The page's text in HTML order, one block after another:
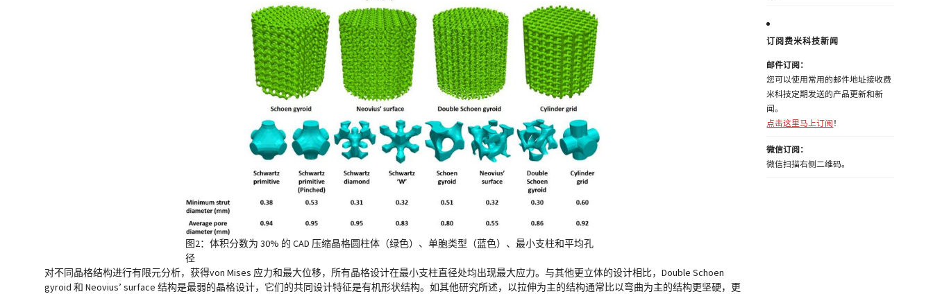
图2：体积分数为 30% 的 CAD 压缩晶格圆柱体（绿色）、单胞类型（蓝色）、最小支柱和平均孔
径
对不同晶格结构进行有限元分析，获得von Mises 应力和最大位移，所有晶格设计在最小支柱直径处均出现最大应力。与其他更立体的设计相比，Double Schoen
gyroid 和 Neovius’ surface 结构是最弱的晶格设计，它们的共同设计特征是有机形状结构。如其他研究所述，以拉伸为主的结构通常比以弯曲为主的结构更坚硬，更
订阅费米科技新闻
邮件订阅：
您可以使用常用的邮件地址接收费
米科技定期发送的产品更新和新
闻。
点击这里马上订阅 ！
微信订阅：
微信扫描右侧二维码。